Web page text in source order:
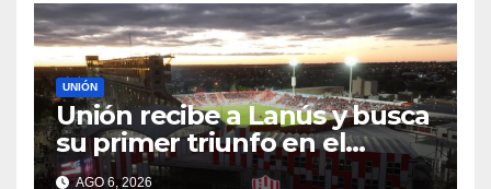
UNIÓN
Unión recibe a Lanús y busca
su primer triunfo en el
Torneo Clausura: seguí el
AGO 6, 2026